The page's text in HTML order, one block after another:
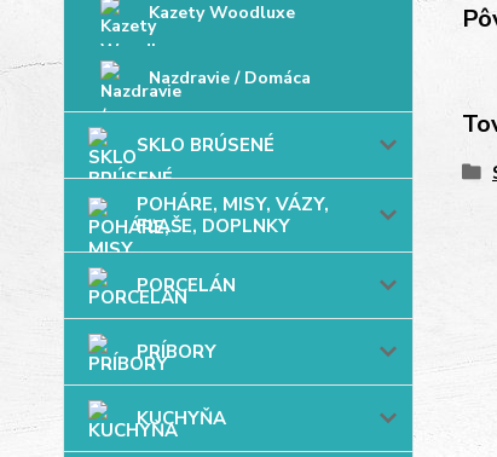
Kazety Woodluxe
Nazdravie / Domáca
SKLO BRÚSENÉ
POHÁRE, MISY, VÁZY,
FĽAŠE, DOPLNKY
PORCELÁN
PRÍBORY
KUCHYŇA